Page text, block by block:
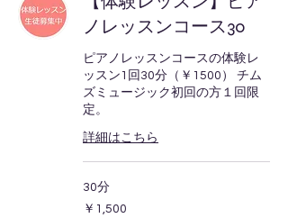
ノレッスンコース30
ピアノレッスンコースの体験レ
ッスン1回30分（￥1500） チム
ズミュージック初回の方１回限
定。
詳細はこちら
30分
1,500
円
￥1,500